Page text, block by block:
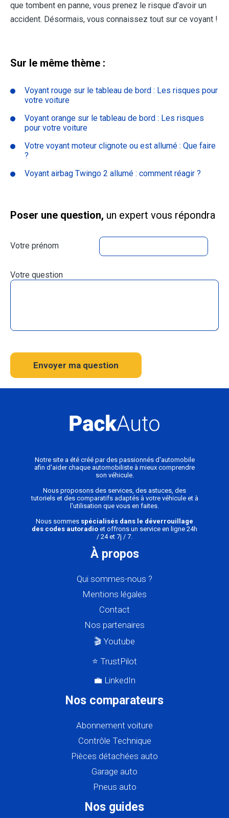
que tombent en panne, vous prenez le risque d’avoir un
accident. Désormais, vous connaissez tout sur ce voyant !
Sur le même thème :
Voyant rouge sur le tableau de bord : Les risques pour
votre voiture
Voyant orange sur le tableau de bord : Les risques
pour votre voiture
Votre voyant moteur clignote ou est allumé : Que faire
?
Voyant airbag Twingo 2 allumé : comment réagir ?
Poser une question, un expert vous répondra
Votre prénom
Votre question
Envoyer ma question
Notre site a été créé par des passionnés d'automobile
afin d'aider chaque automobiliste à mieux comprendre
son véhicule.
Nous proposons des services, des astuces, des
tutoriels et des comparatifs adaptés à votre véhicule et à
l'utilisation que vous en faites.
Nous sommes spécialisés dans le déverrouillage
des codes autoradio et offrons un service en ligne 24h
/ 24 et 7j / 7.
À propos
Qui sommes-nous ?
Mentions légales
Contact
Nos partenaires
🎬 Youtube
⭐ TrustPilot
💼 LinkedIn
Nos comparateurs
Abonnement voiture
Contrôle Technique
Pièces détachées auto
Garage auto
Pneus auto
Nos guides